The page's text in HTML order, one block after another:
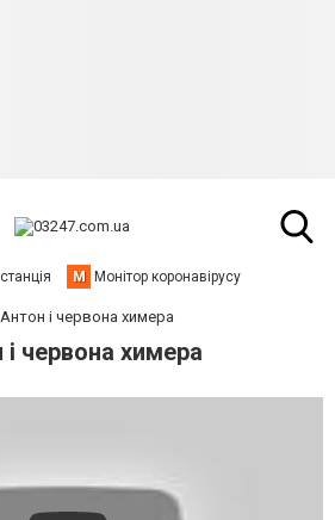
М Монітор коронавірусу
Антон і червона химера
червона химера